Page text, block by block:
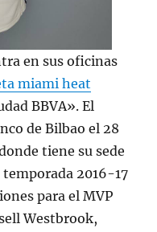
en sus oficinas
miami heat
BBVA». El
de Bilbao el 28
tiene su sede
temporada 2016-17
para el MVP
Westbrook,